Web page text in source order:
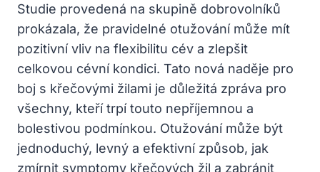
Studie provedená na skupině dobrovolníků
prokázala, že pravidelné otužování může mít
pozitivní vliv na flexibilitu cév a zlepšit
celkovou cévní kondici. Tato nová naděje pro
boj s křečovými žilami je důležitá zpráva pro
všechny, kteří trpí touto nepříjemnou a
bolestivou podmínkou. Otužování může být
jednoduchý, levný a efektivní způsob, jak
zmírnit symptomy křečových žil a zabránit